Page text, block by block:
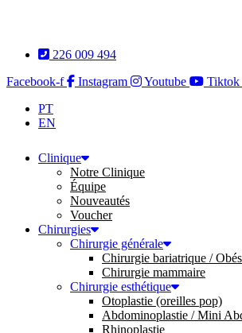
226 009 494
Facebook-f
Instagram Youtube
Tiktok
PT
EN
Clinique
Notre Clinique
Équipe
Nouveautés
Voucher
Chirurgies
Chirurgie générale
Chirurgie bariatrique /
Chirurgie mammaire
Chirurgie esthétique
Otoplastie (oreilles pop)
Abdominoplastie / Mini
Rhinoplastie